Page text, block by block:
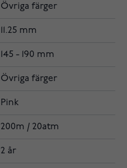
Övriga färger
11.25 mm
145 - 190 mm
Övriga färger
Pink
200m / 20atm
2 år